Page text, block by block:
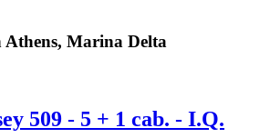
Athens, Marina Delta
509 - 5 + 1 cab. - I.Q.